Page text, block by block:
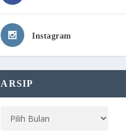
Instagram
ARSIP